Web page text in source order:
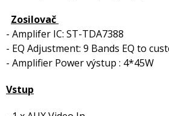
Zosilovač
- Amplifer IC: ST-TDA7388
- EQ Adjustment: 9 Bands EQ to
- Amplifier Power výstup : 4*45W
Vstup